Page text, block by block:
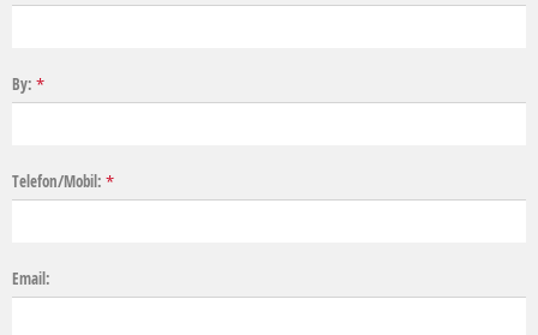
By: *
Telefon/Mobil: *
Email: